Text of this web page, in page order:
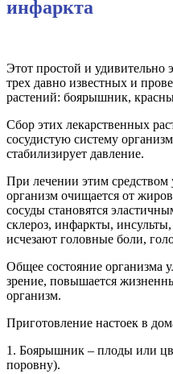
инфаркта
Этот простой и удивительно
трех давно известных и
растений: боярышник,
Сбор этих лекарственных
сосудистую систему
стабилизирует давление.
При лечении этим средством
организм очищается от
сосуды становятся
склероз, инфаркты,
исчезают головные боли,
Общее состояние организма
зрение, повышается
организм.
Приготовление настоек в
1. Боярышник – плоды или
поровну).